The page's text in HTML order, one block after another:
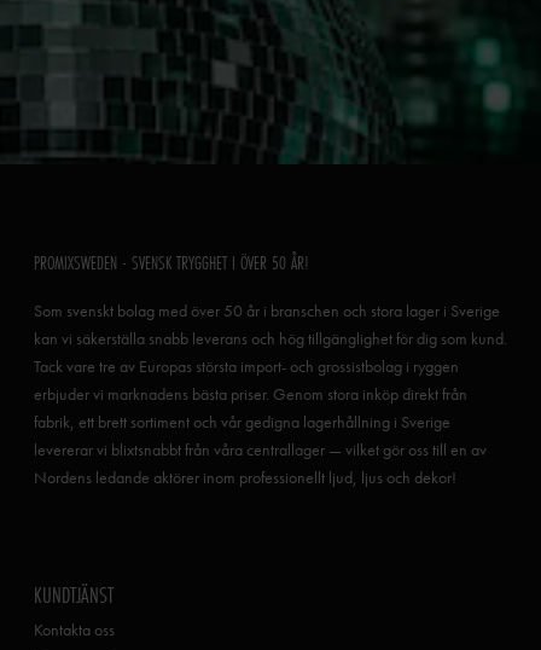
PROMIXSWEDEN - SVENSK TRYGGHET I ÖVER 50 ÅR!
Som svenskt bolag med över 50 år i branschen och stora lager i Sverige
kan vi säkerställa snabb leverans och hög tillgänglighet för dig som kund.
Tack vare tre av Europas största import- och grossistbolag i ryggen
erbjuder vi marknadens bästa priser. Genom stora inköp direkt från
fabrik, ett brett sortiment och vår gedigna lagerhållning i Sverige
levererar vi blixtsnabbt från våra centrallager — vilket gör oss till en av
Nordens ledande aktörer inom professionellt ljud, ljus och dekor!
KUNDTJÄNST
Kontakta oss